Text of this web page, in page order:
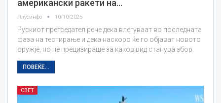
американски ракети на…
Плусинфо 10/10/2025
Рускиот претседател рече дека влегуваат во последната
фаза на тестирање и дека наскоро ќе го објават новото
оружје, но не прецизираше за каков вид станува збор.
ПОВЕЌЕ...
СВЕТ